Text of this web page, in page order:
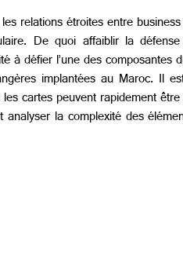
relations étroites entre
De quoi affaiblir la
à défier l’une des
implantées au Maroc. Il
cartes peuvent rapidement
la complexité des